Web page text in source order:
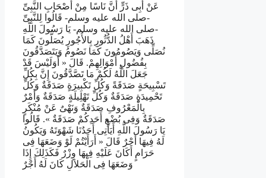
عَنْ أَبِى ذَرٍّ أَنَّ نَاسًا مِنْ أَصْحَابِ النَّبِىِّ
-صلى الله عليه وسلم- قَالُوا لِلنَّبِىِّ
-صلى الله عليه وسلم- يَا رَسُولَ اللَّهِ
ذَهَبَ أَهْلُ الدُّثُورِ بِالأُجُورِ يُصَلُّونَ كَمَا
نُصَلِّى وَيَصُومُونَ كَمَا نَصُومُ وَيَتَصَدَّقُونَ
بِفُضُولِ أَمْوَالِهِمْ. قَالَ « أَوَلَيْسَ قَدْ
جَعَلَ اللَّهُ لَكُمْ مَا تَصَّدَّقُونَ إِنَّ بِكُلِّ
تَسْبِيحَةٍ صَدَقَةً وَكُلِّ تَكْبِيرَةٍ صَدَقَةٌ وَكُلِّ
تَحْمِيدَةٍ صَدَقَةٌ وَكُلِّ تَهْلِيلَةٍ صَدَقَةٌ وَأَمْرٌ
بِالْمَعْرُوفِ صَدَقَةٌ وَنَهْىٌ عَنْ مُنْكَرٍ
صَدَقَةٌ وَفِى بُضْعِ أَحَدِكُمْ صَدَقَةٌ ». قَالُوا
يَا رَسُولَ اللَّهِ أَيَأْتِى أَحَدُنَا شَهْوَتَهُ وَيَكُونُ
لَهُ فِيهَا أَجْرٌ قَالَ « أَرَأَيْتُمْ لَوْ وَضَعَهَا فِى
حَرَامٍ أَكَانَ عَلَيْهِ فِيهَا وِزْرٌ فَكَذَلِكَ إِذَا
وَضَعَهَا فِى الْحَلاَلِ كَانَ لَهُ أَجْرٌ